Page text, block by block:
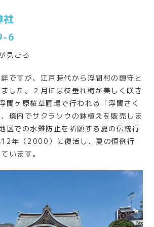
6
見ごろ
ですが、江戸時代から浮間村の鎮守と
した。２月には枝垂れ梅が美しく咲き
間ヶ原桜草圃場で行われる「浮間さく
境内でサクラソウの鉢植えを販売しま
区での水難防止を祈願する夏の伝統行
年（2000）に復活し、夏の恒例行
います。